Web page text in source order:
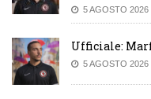
5 AGOSTO 2026
Ufficiale:
5 AGOSTO 2026